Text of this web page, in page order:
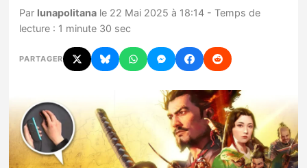
Hardware
Mises à jour
Rumeurs
Nintendo Direct
Par lunapolitana le 22 Mai 2025 à 18:14 - Temps de
lecture : 1 minute 30 sec
PARTAGER